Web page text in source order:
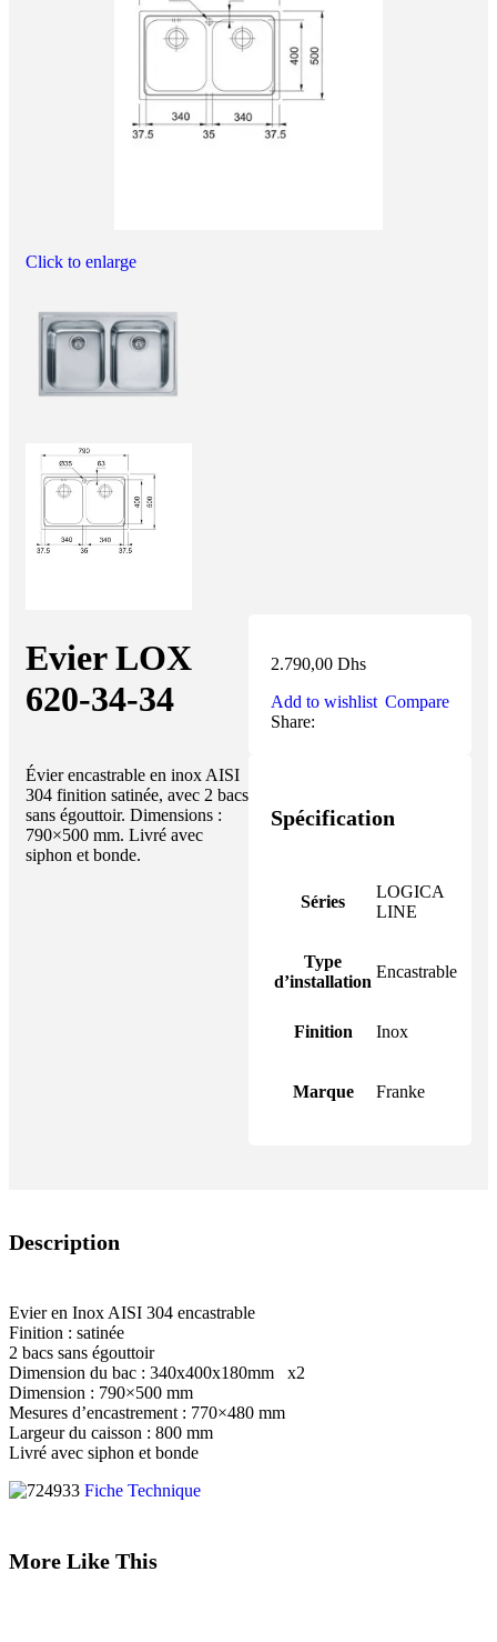
Click to enlarge
Evier LOX
620-34-34
Évier encastrable en inox AISI
304 finition satinée, avec 2 bacs
sans égouttoir. Dimensions :
790×500 mm. Livré avec
siphon et bonde.
2.790,00 Dhs
Share:
Add to wishlist Compare
Spécification
Séries
LOGICA
LINE
Type
d’installation
Encastrable
Finition Inox
Marque Franke
Description
Evier en Inox AISI 304 encastrable
Finition : satinée
2 bacs sans égouttoir
Dimension du bac : 340x400x180mm x2
Dimension : 790×500 mm
Mesures d’encastrement : 770×480 mm
Largeur du caisson : 800 mm
Livré avec siphon et bonde
Fiche Technique
More Like This